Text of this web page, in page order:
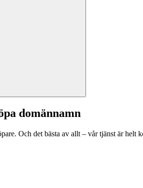
domännamn
Och det bästa av allt – vår tjänst är helt